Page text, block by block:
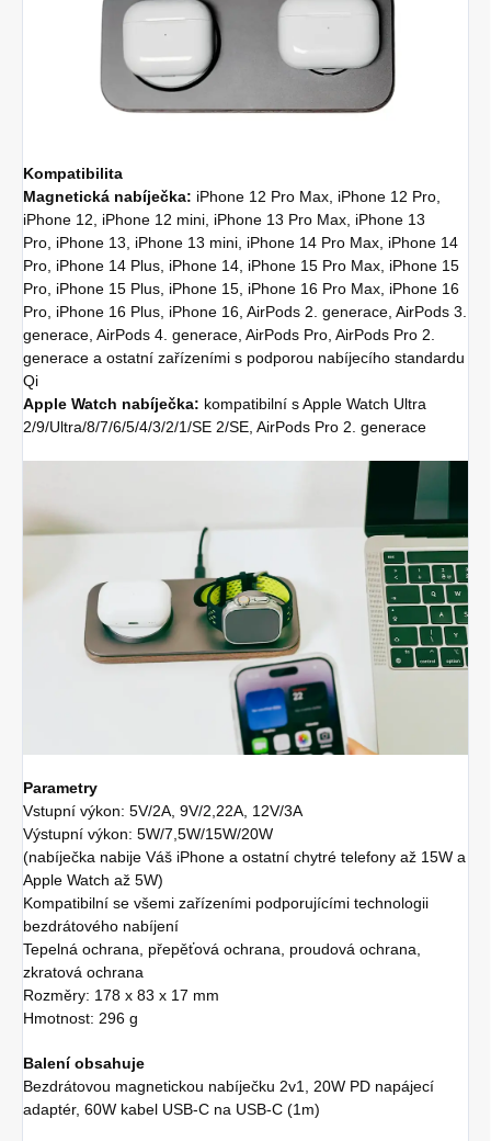
Kompatibilita
Magnetická nabíječka: iPhone 12 Pro Max, iPhone 12 Pro,
iPhone 12, iPhone 12 mini, iPhone 13 Pro Max, iPhone 13
Pro, iPhone 13, iPhone 13 mini, iPhone 14 Pro Max, iPhone 14
Pro, iPhone 14 Plus, iPhone 14, iPhone 15 Pro Max, iPhone 15
Pro, iPhone 15 Plus, iPhone 15, iPhone 16 Pro Max, iPhone 16
Pro, iPhone 16 Plus, iPhone 16, AirPods 2. generace, AirPods 3.
generace, AirPods 4. generace, AirPods Pro, AirPods Pro 2.
generace a ostatní zařízeními s podporou nabíjecího standardu
Qi
Apple Watch nabíječka: kompatibilní s Apple Watch Ultra
2/9/Ultra/8/7/6/5/4/3/2/1/SE 2/SE, AirPods Pro 2. generace
Parametry
Vstupní výkon: 5V/2A, 9V/2,22A, 12V/3A
Výstupní výkon: 5W/7,5W/15W/20W
(nabíječka nabije Váš iPhone a ostatní chytré telefony až 15W a
Apple Watch až 5W)
Kompatibilní se všemi zařízeními podporujícími technologii
bezdrátového nabíjení
Tepelná ochrana, přepěťová ochrana, proudová ochrana,
zkratová ochrana
Rozměry: 178 x 83 x 17 mm
Hmotnost: 296 g
Balení obsahuje
Bezdrátovou magnetickou nabíječku 2v1, 20W PD napájecí
adaptér, 60W kabel USB-C na USB-C (1m)